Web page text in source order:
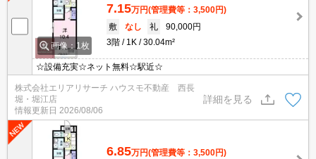
画像：1枚
7.15万円(管理費等：3,500円)
敷
なし 礼
90,000円
3階
1K 30.04m²
☆設備充実☆ネット無料☆駅近☆
株式会社エリアリサーチ ハウスモ不動産 西長
堀・堀江店
情報更新日 2026/08/06
詳細を見る
6.85万円(管理費等：3,500円)